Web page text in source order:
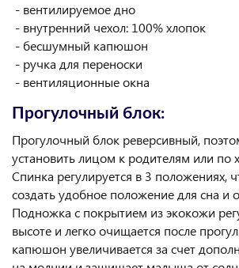
- вентилируемое дно
- внутренний чехол: 100% хлопок
- бесшумный капюшон
- ручка для переноски
- вентиляционные окна
Прогулочный блок:
Прогулочный блок реверсивный,
установить лицом к родителям или по
Спинка регулируется в 3 положениях,
создать удобное положение для сна и
Подножка с покрытием из экокожи
высоте и легко очищается после
капюшон увеличивается за счет